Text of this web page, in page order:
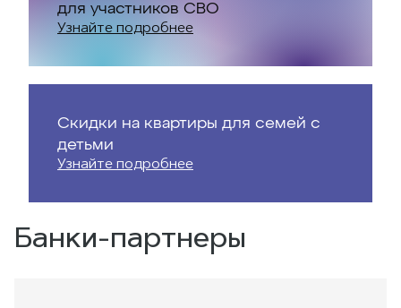
для участников СВО
Узнайте подробнее
Скидки на квартиры для семей с
детьми
Узнайте подробнее
Банки-партнеры